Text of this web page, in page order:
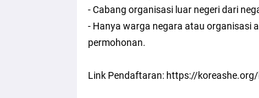
- Cabang organisasi luar negeri dari
- Hanya warga negara atau organisasi
permohonan.
Link Pendaftaran: https://